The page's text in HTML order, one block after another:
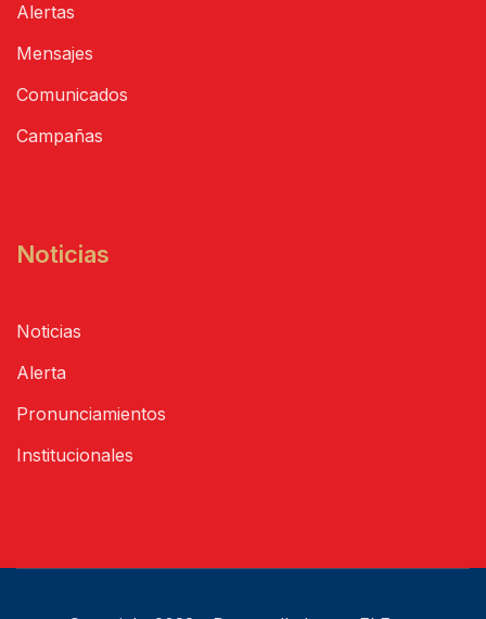
Alertas
Mensajes
Comunicados
Campañas
Noticias
Noticias
Alerta
Pronunciamientos
Institucionales